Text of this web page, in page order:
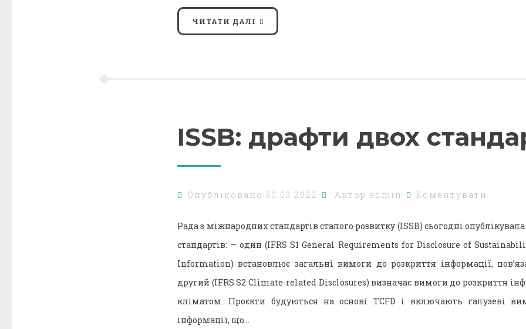
ЧИТАТИ ДАЛІ
ISSB: драфти двох
Опубліковано 30.03.2022 Автор admin Коментувати
Рада з міжнародних стандартів сталого розвитку (ISSB) сьогодні
стандартів: — один (IFRS S1 General Requirements for Disclosure of
Information) встановлює загальні вимоги до розкриття інформації,
другий (IFRS S2 Climate-related Disclosures) визначає вимоги до розкриття
кліматом. Проєкти будуються на основі TCFD і включають галузеві
інформації, що…